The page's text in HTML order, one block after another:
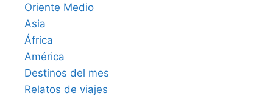
Oriente Medio
Asia
África
América
Destinos del mes
Relatos de viajes